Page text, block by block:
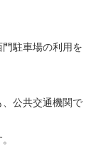
車場の利用を
共交通機関で